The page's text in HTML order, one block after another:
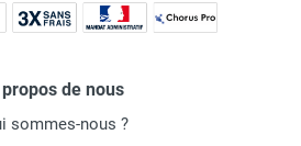
de nous
sommes-nous ?